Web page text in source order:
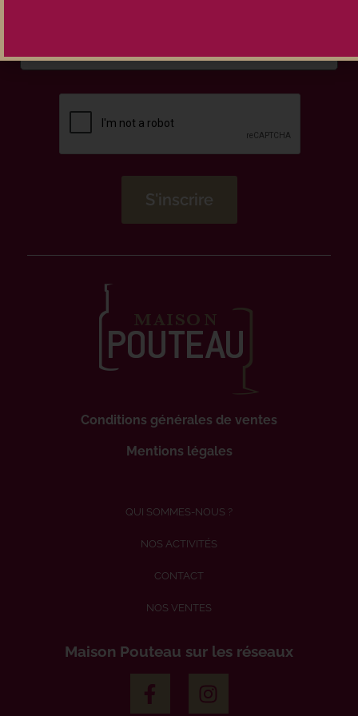
Conditions générales de ventes
Mentions légales
QUI SOMMES-NOUS ?
NOS ACTIVITÉS
CONTACT
NOS VENTES
Maison Pouteau sur les réseaux